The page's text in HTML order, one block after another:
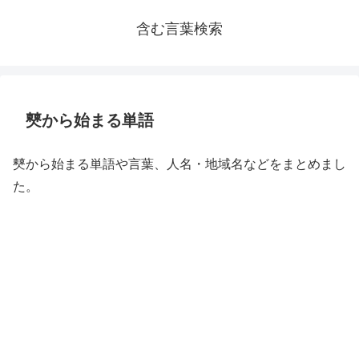
含む言葉検索
僰から始まる単語
僰から始まる単語や言葉、人名・地域名などをまとめまし
た。